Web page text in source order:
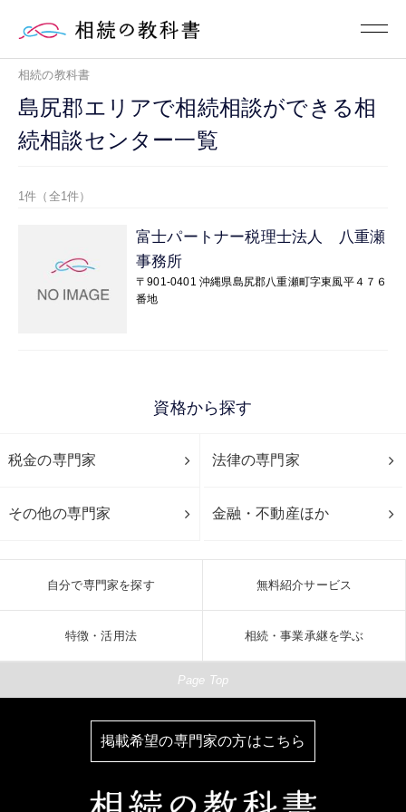
相続の教科書
島尻郡エリアで相続相談ができる相
続相談センター一覧
1件（全1件）
富士パートナー税理士法人 八重瀬
事務所
〒901-0401 沖縄県島尻郡八重瀬町字東風平４７６
番地
資格から探す
税金の専門家 法律の専門家
その他の専門家 金融・不動産ほか
自分で専門家を探す 無料紹介サービス
特徴・活用法 相続・事業承継を学ぶ
Page Top
掲載希望の専門家の方はこちら